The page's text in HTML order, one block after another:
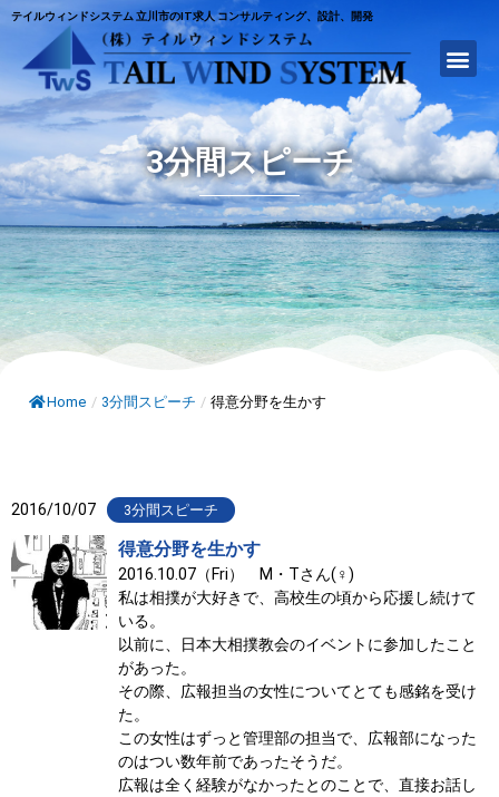
テイルウィンドシステム 立川市のIT求人 コンサルティング、設計、開発
3分間スピーチ
Home / 3分間スピーチ / 得意分野を生かす
2016/10/07 3分間スピーチ
得意分野を生かす
2016.10.07（Fri） M・Tさん(♀)
私は相撲が大好きで、高校生の頃から応援し続けて
いる。
以前に、日本大相撲教会のイベントに参加したこと
があった。
その際、広報担当の女性についてとても感銘を受け
た。
この女性はずっと管理部の担当で、広報部になった
のはつい数年前であったそうだ。
広報は全く経験がなかったとのことで、直接お話し